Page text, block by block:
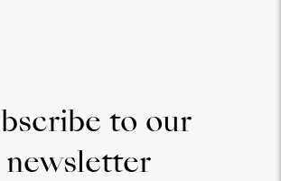
to our
newsletter